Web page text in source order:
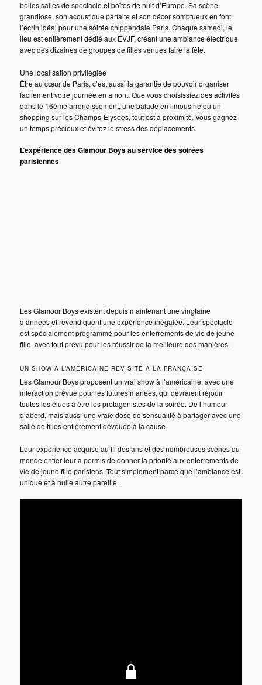
belles salles de spectacle et boîtes de nuit d’Europe. Sa scène
grandiose, son acoustique parfaite et son décor somptueux en font
l’écrin idéal pour une soirée chippendale Paris. Chaque samedi, le
lieu est entièrement dédié aux EVJF, créant une ambiance électrique
avec des dizaines de groupes de filles venues faire la fête.
Une localisation privilégiée
Être au cœur de Paris, c’est aussi la garantie de pouvoir organiser
facilement votre journée en amont. Que vous choisissiez des activités
dans le 16ème arrondissement, une balade en limousine ou un
shopping sur les Champs-Élysées, tout est à proximité. Vous gagnez
un temps précieux et évitez le stress des déplacements.
L’expérience des Glamour Boys au service des soirées
parisiennes
Les Glamour Boys existent depuis maintenant une vingtaine
d’années et revendiquent une expérience inégalée. Leur spectacle
est spécialement programmé pour les enterrements de vie de jeune
fille, avec tout prévu pour les réussir de la meilleure des manières.
UN SHOW À L’AMÉRICAINE REVISITÉ À LA FRANÇAISE
Les Glamour Boys proposent un vrai show à l’américaine, avec une
interaction prévue pour les futures mariées, qui devraient réjouir
toutes les élues à être les protagonistes de la soirée. De l’humour
d’abord, mais aussi une vraie dose de sensualité à partager avec une
salle de filles entièrement dévouée à la cause.
Leur expérience acquise au fil des ans et des nombreuses scènes du
monde entier leur a permis de donner la priorité aux enterrements de
vie de jeune fille parisiens. Tout simplement parce que l’ambiance est
unique et à nulle autre pareille.